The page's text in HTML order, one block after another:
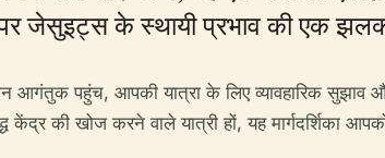
जेसुइट्स के स्थायी प्रभाव की एक
आगंतुक पहुंच, आपकी यात्रा के लिए व्यावहारिक
केंद्र की खोज करने वाले यात्री हों, यह